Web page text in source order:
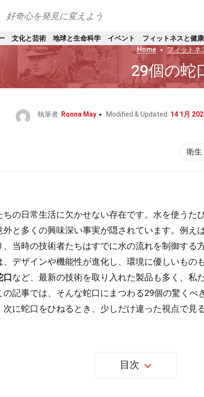
好奇心を発見に変えよう
文化と芸術 地球と生命科学 イベント フィットネスと健康
Home
フィットネ
29個の蛇
執筆者: Ronna May Modified & Updated: 14 1月
衛生
ちの日常生活に欠かせない存在です。水を使うた
外と多くの興味深い事実が隠されています。例え
、当時の技術者たちはすでに水の流れを制御する
、デザインや機能性が進化し、環境に優しいもの
口など、最新の技術を取り入れた製品も多く、私
の記事では、そんな蛇口にまつわる29個の驚くべ
次に蛇口をひねるとき、少しだけ違った視点で見
目次